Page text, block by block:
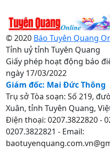
© 2020 Báo Tuyên Quang
Tỉnh uỷ tỉnh Tuyên Quang
Giấy phép hoạt động báo
ngày 17/03/2022
Giám đốc: Mai Đức Thông
Trụ sở Tòa soạn: Số 219,
Xuân, tỉnh Tuyên Quang,
Điện thoại: 0207.3822820 -
0207.3822821 - Email: